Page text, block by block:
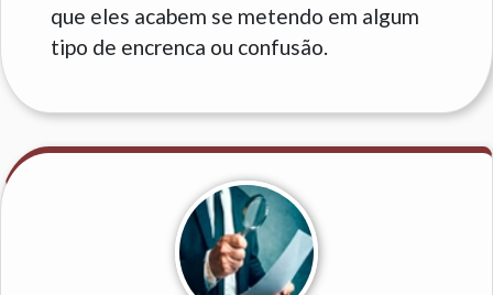
que eles acabem se metendo em algum
tipo de encrenca ou confusão.